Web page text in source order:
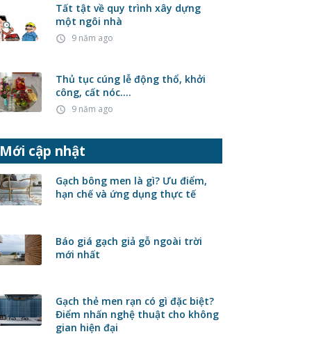
Tất tật về quy trình xây dựng
một ngôi nhà
access_time 9 năm ago
Thủ tục cúng lễ động thổ, khởi
công, cất nóc….
access_time 9 năm ago
Mới cập nhật
Gạch bông men là gì? Ưu điểm,
hạn chế và ứng dụng thực tế
Báo giá gạch giả gỗ ngoài trời
mới nhất
Gạch thẻ men rạn có gì đặc biệt?
Điểm nhấn nghệ thuật cho không
gian hiện đại